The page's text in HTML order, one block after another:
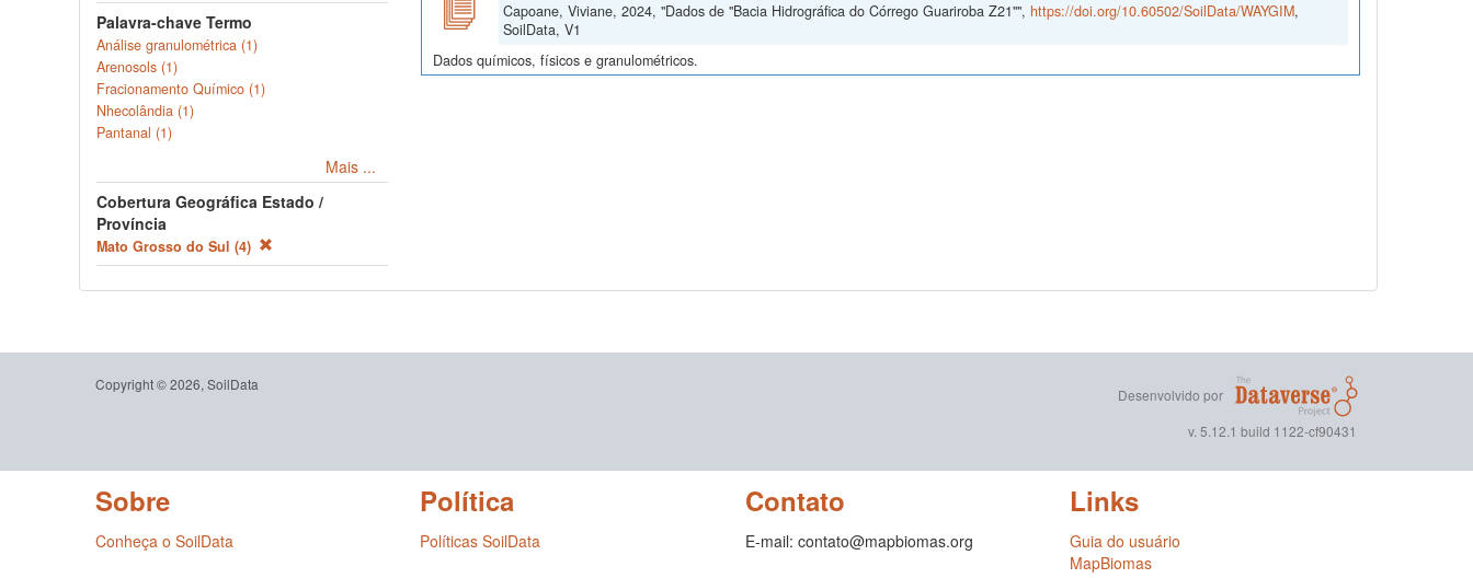
Palavra-chave Termo
Análise granulométrica (1)
Arenosols (1)
Fracionamento Químico (1)
Nhecolândia (1)
Pantanal (1)
Mais ...
Cobertura Geográfica Estado /
Província
Mato Grosso do Sul (4)
Capoane, Viviane, 2024, "Dados de "Bacia Hidrográfica do Córrego Guariroba Z21"", https://doi.org/10.60502/SoilData/WAYGIM,
SoilData, V1
Dados químicos, físicos e granulométricos.
Copyright © 2026, SoilData
Desenvolvido por
v. 5.12.1 build 1122-cf90431
Sobre
Conheça o SoilData
Política
Políticas SoilData
Contato
E-mail: contato@mapbiomas.org
Links
Guia do usuário
MapBiomas